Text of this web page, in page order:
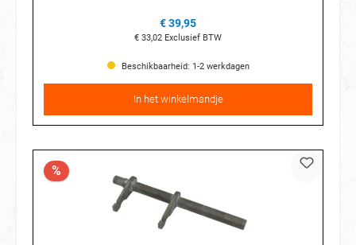
€ 39,95
€ 33,02 Exclusief BTW
Beschikbaarheid: 1-2 werkdagen
In het winkelmandje
%